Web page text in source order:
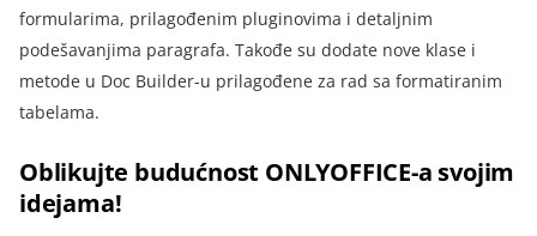
formularima, prilagođenim pluginovima i detaljnim
podešavanjima paragrafa. Takođe su dodate nove klase i
metode u Doc Builder-u prilagođene za rad sa formatiranim
tabelama.
Oblikujte budućnost ONLYOFFICE-a svojim
idejama!